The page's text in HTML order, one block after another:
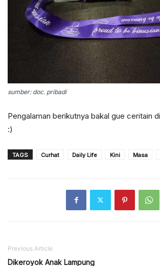
sumber: doc. pribadi
Pengalaman berikutnya bakal gue ceritain
:)
TAGS Curhat Daily Life Kini Masa
Previous Article
Dikeroyok Anak Lampung